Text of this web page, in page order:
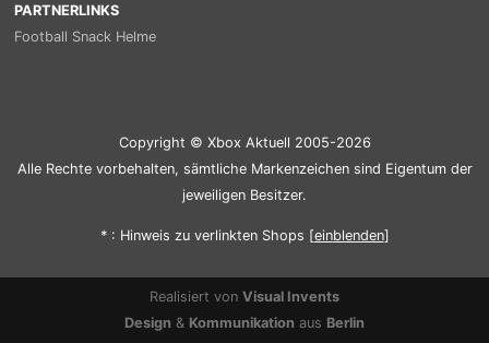
PARTNERLINKS
Football Snack Helme
Copyright © Xbox Aktuell 2005-2026
Alle Rechte vorbehalten, sämtliche Markenzeichen sind Eigentum der
jeweiligen Besitzer.
* : Hinweis zu verlinkten Shops [einblenden]
Realisiert von Visual Invents
Design & Kommunikation aus Berlin